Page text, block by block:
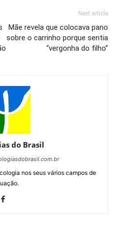
Next article
Mãe revela que colocava pano
sobre o carrinho porque sentia
“vergonha do filho”
do Brasil
nos seus vários campos de